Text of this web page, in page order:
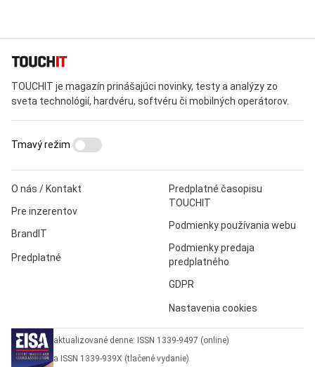
TOUCHIT je magazín prinášajúci novinky, testy a analýzy zo
sveta technológií, hardvéru, softvéru či mobilných operátorov.
O nás / Kontakt
Pre inzerentov
BrandIT
Predplatné
Predplatné časopisu
TOUCHIT
Podmienky používania webu
Podmienky predaja
predplatného
GDPR
Nastavenia cookies
Tmavý režim
aktualizované denne: ISSN 1339-9497 (online)
a ISSN 1339-939X (tlačené vydanie)